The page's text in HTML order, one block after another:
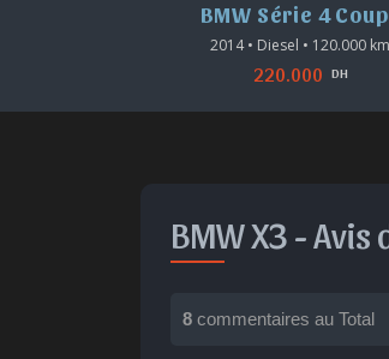
BMW X6
2024 • Diesel • 28.000 km
880.000 DH
BMW X3 -Avis
8 commentaires au Total